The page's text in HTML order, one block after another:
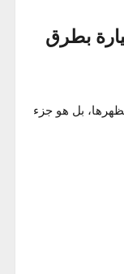
بطرق
بل هو جزء